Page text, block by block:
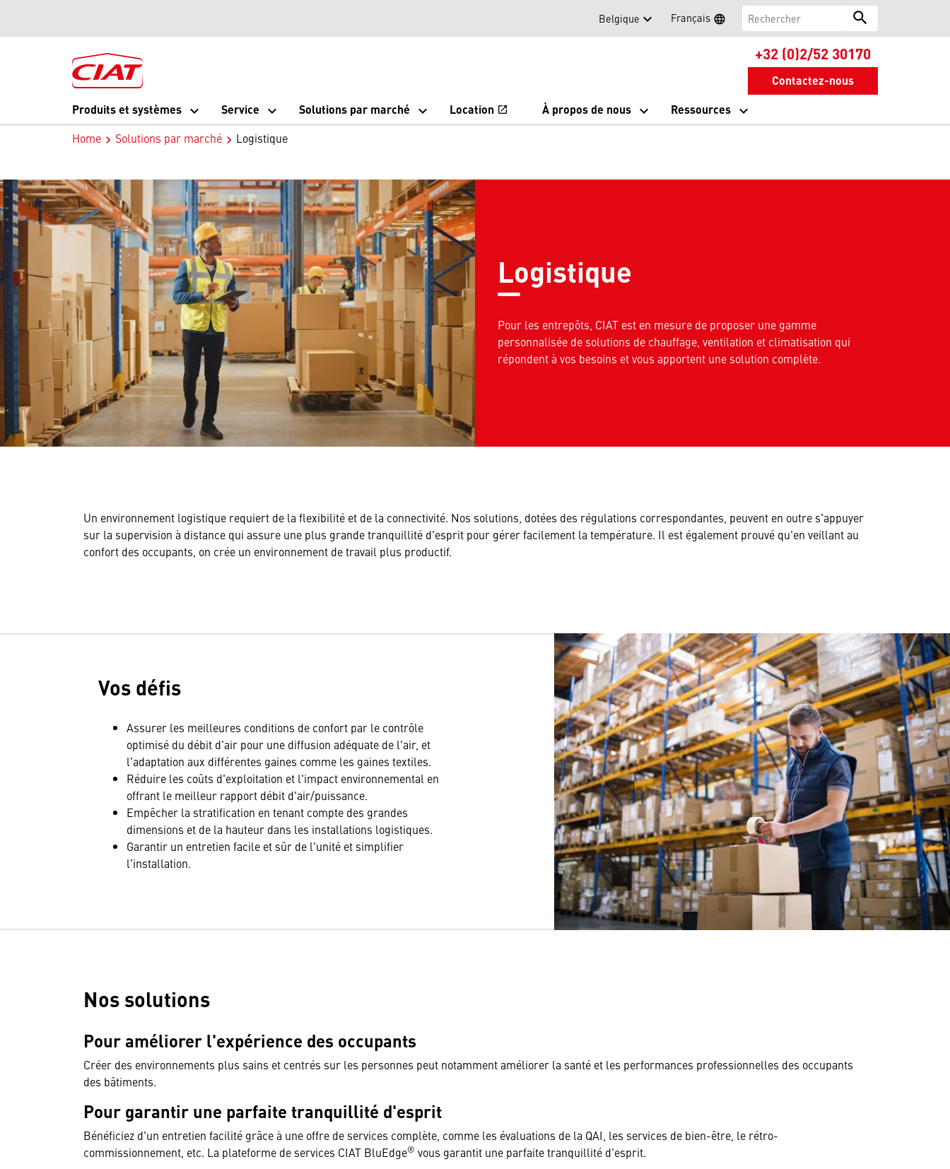
Belgique Français languageSélectionner une
Rechercher search
+32 (0)2/52 30170
Contactez-nous
Produits et systèmes
Service Solutions par marché Location open_in_newOuvrir un nouvel onglet
À propos de nous Ressources
Home Solutions par marché Logistique
Logistique
Pour les entrepôts, CIAT est en mesure de proposer une gamme
personnalisée de solutions de chauffage, ventilation et climatisation qui
répondent à vos besoins et vous apportent une solution complète.
Un environnement logistique requiert de la flexibilité et de la connectivité. Nos solutions, dotées des régulations correspondantes, peuvent en outre s'appuyer
sur la supervision à distance qui assure une plus grande tranquillité d'esprit pour gérer facilement la température. Il est également prouvé qu'en veillant au
confort des occupants, on crée un environnement de travail plus productif.
Vos défis
Assurer les meilleures conditions de confort par le contrôle
optimisé du débit d'air pour une diffusion adéquate de l'air, et
l'adaptation aux différentes gaines comme les gaines textiles.
Réduire les coûts d'exploitation et l'impact environnemental en
offrant le meilleur rapport débit d'air/puissance.
Empêcher la stratification en tenant compte des grandes
dimensions et de la hauteur dans les installations logistiques.
Garantir un entretien facile et sûr de l'unité et simplifier
l'installation.
Nos solutions
Pour améliorer l'expérience des occupants
Créer des environnements plus sains et centrés sur les personnes peut notamment améliorer la santé et les performances professionnelles des occupants
des bâtiments.
Pour garantir une parfaite tranquillité d'esprit
Bénéficiez d'un entretien facilité grâce à une offre de services complète, comme les évaluations de la QAI, les services de bien-être, le rétro-
commissionnement, etc. La plateforme de services CIAT BluEdge® vous garantit une parfaite tranquillité d'esprit.